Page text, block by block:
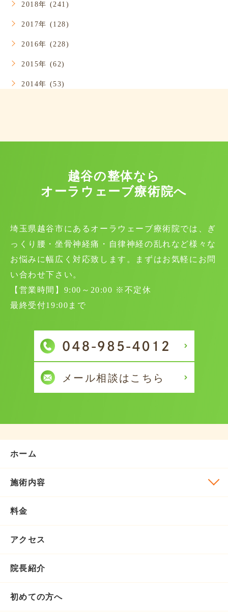
2018年 (241)
2017年 (128)
2016年 (228)
2015年 (62)
2014年 (53)
越谷の整体なら
オーラウェーブ療術院へ
埼玉県越谷市にあるオーラウェーブ療術院では、ぎ
っくり腰・坐骨神経痛・自律神経の乱れなど様々な
お悩みに幅広く対応致します。まずはお気軽にお問
い合わせ下さい。
【営業時間】9:00～20:00 ※不定休
最終受付19:00まで
ホーム
施術内容
料金
アクセス
院長紹介
初めての方へ